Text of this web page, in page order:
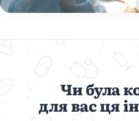
Чи була
для вас ця